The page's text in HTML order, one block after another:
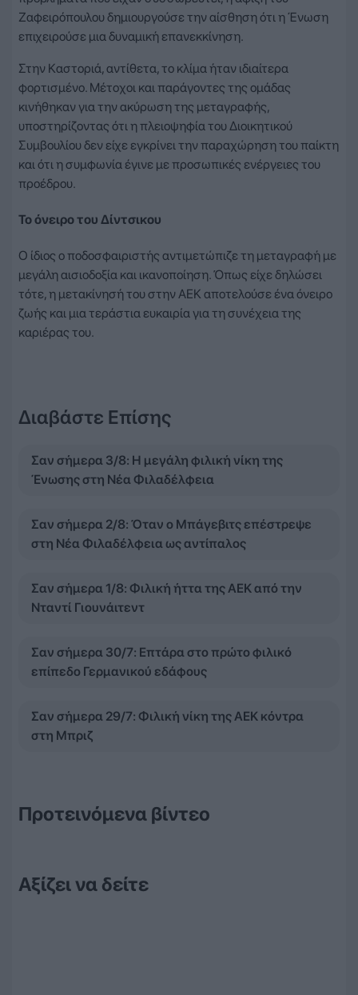
Ζαφειρόπουλου δημιουργούσε την αίσθηση ότι η Ένωση
επιχειρούσε μια δυναμική επανεκκίνηση.
Στην Καστοριά, αντίθετα, το κλίμα ήταν ιδιαίτερα
φορτισμένο. Μέτοχοι και παράγοντες της ομάδας
κινήθηκαν για την ακύρωση της μεταγραφής,
υποστηρίζοντας ότι η πλειοψηφία του Διοικητικού
Συμβουλίου δεν είχε εγκρίνει την παραχώρηση του παίκτη
και ότι η συμφωνία έγινε με προσωπικές ενέργειες του
προέδρου.
Το όνειρο του Δίντσικου
Ο ίδιος ο ποδοσφαιριστής αντιμετώπιζε τη μεταγραφή με
μεγάλη αισιοδοξία και ικανοποίηση. Όπως είχε δηλώσει
τότε, η μετακίνησή του στην ΑΕΚ αποτελούσε ένα όνειρο
ζωής και μια τεράστια ευκαιρία για τη συνέχεια της
καριέρας του.
Διαβάστε Επίσης
Σαν σήμερα 3/8: Η μεγάλη φιλική νίκη της
Ένωσης στη Νέα Φιλαδέλφεια
Σαν σήμερα 2/8: Όταν ο Μπάγεβιτς επέστρεψε
στη Νέα Φιλαδέλφεια ως αντίπαλος
Σαν σήμερα 1/8: Φιλική ήττα της ΑΕΚ από την
Νταντί Γιουνάιτεντ
Σαν σήμερα 30/7: Επτάρα στο πρώτο φιλικό
επίπεδο Γερμανικού εδάφους
Σαν σήμερα 29/7: Φιλική νίκη της ΑΕΚ κόντρα
στη Μπριζ
Προτεινόμενα βίντεο
Αξίζει να δείτε